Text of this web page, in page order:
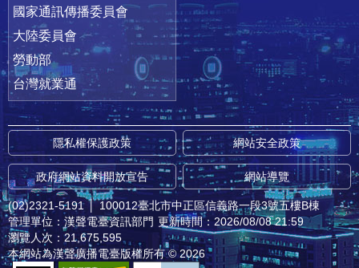
國家通訊傳播委員會
大陸委員會
勞動部
台灣就業通
隱私權保護政策 網站安全政策
政府網站資料開放宣告 網站導覽
(02)2321-5191 │ 100012臺北市中正區信義路一段3號五樓B棟
管理單位：漢聲電臺資訊部門 更新時間：2026/08/08 21:59
瀏覽人次：21,675,595
本網站為漢聲廣播電臺版權所有 © 2026